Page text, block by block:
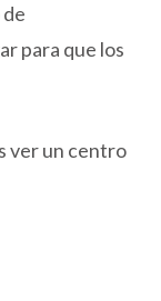
para que los
ver un centro